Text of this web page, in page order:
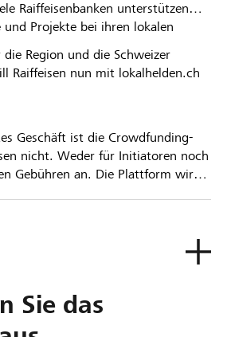
Raiffeisenbanken unterstützen
und Projekte bei ihren lokalen
Region und die Schweizer
Raiffeisen nun mit lokalhelden.ch
Geschäft ist die Crowdfunding-
nicht. Weder für Initiatoren noch
Gebühren an. Die Plattform wird
Sie das